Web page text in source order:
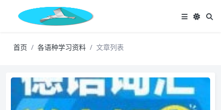
首页 各语种学习资料 文章列表